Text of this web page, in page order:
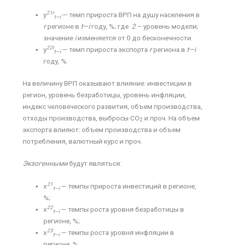
y21r
t—i— темп прироста ВРП на душу населения в
rрегионе в t—iгоду, %; где 2– уровень модели;
значение iизменяется от 0 до бесконечности.
y22r
t—i— темп прироста экспорта rрегиона в t—i
году, %.
На величину ВРП оказывают влияние: инвестиции в
регион, уровень безработицы, уровень инфляции,
индекс человеческого развития, объем производства,
отходы производства, выбросы CO2 и проч. На объем
экспорта влияют: объем производства и объем
потребления, валютный курс и проч.
Экзогеннымибудут являться:
х21
t—i— темпы прироста инвестиций в регионе,
%;
х22
t—i— темпы роста уровня безработицы в
регионе, %;
х23
t—i— темпы роста уровня инфляции в